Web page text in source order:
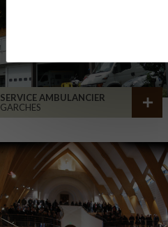
SERVICE AMBULANCIER
GARCHES